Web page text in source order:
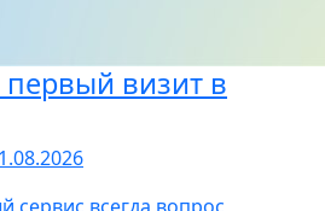
первый визит в